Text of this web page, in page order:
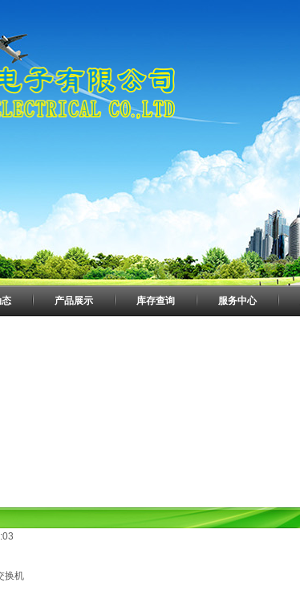
产品展示 库存查询 服务中心
换机